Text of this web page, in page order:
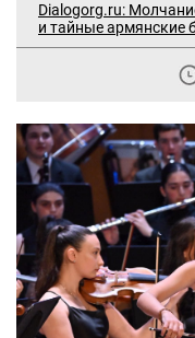
Dialogorg.ru:
и тайные армянские